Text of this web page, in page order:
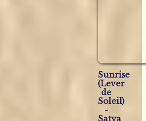
Sunrise
(Lever
de
Soleil)
-
Satya